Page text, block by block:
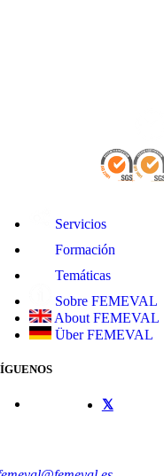
Servicios
Formación
Temáticas
Sobre FEMEVAL
About FEMEVAL
Über FEMEVAL